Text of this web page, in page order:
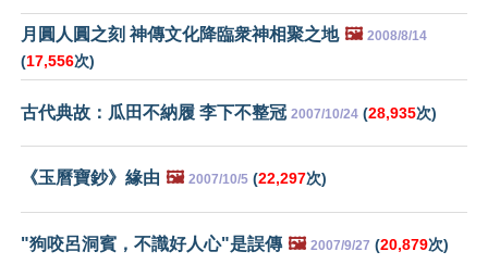
月圓人圓之刻 神傳文化降臨衆神相聚之地 🖼️ 2008/8/14
(17,556次)
古代典故：瓜田不納履 李下不整冠 2007/10/24 (28,935次)
《玉曆寶鈔》緣由 🖼️ 2007/10/5 (22,297次)
"狗咬呂洞賓，不識好人心"是誤傳 🖼️ 2007/9/27 (20,879次)